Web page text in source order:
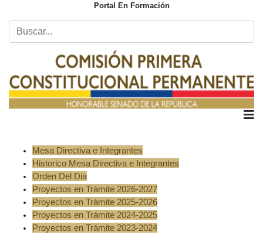
Portal En Formación
Mesa Directiva e Integrantes
Historico Mesa Directiva e Integrantes
Orden Del Dia
Proyectos en Trámite 2026-2027
Proyectos en Trámite 2025-2026
Proyectos en Trámite 2024-2025
Proyectos en Trámite 2023-2024